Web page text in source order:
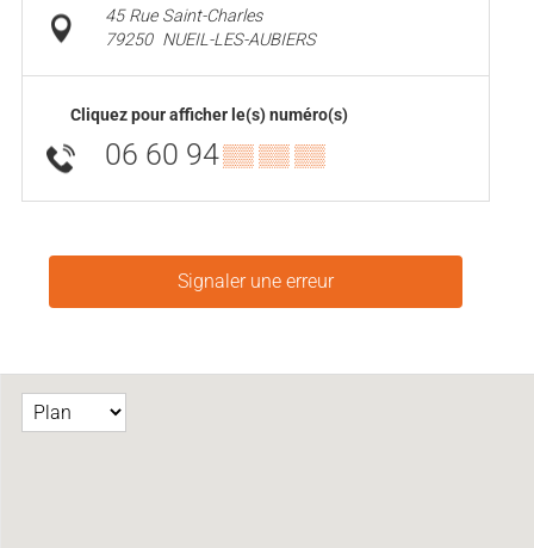
45 Rue Saint-Charles
79250 NUEIL-LES-AUBIERS
Cliquez pour afficher le(s) numéro(s)
06 60 94▒▒ ▒▒ ▒▒
Signaler une erreur